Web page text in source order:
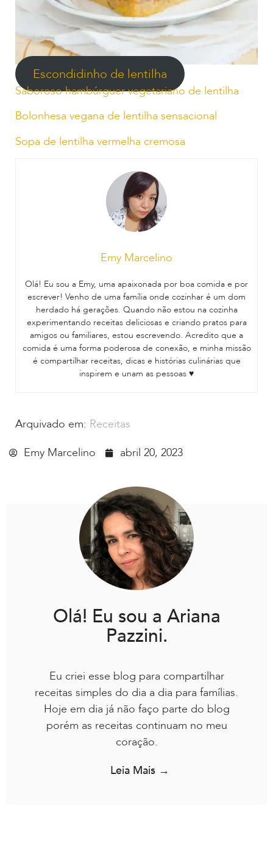
Escondidinho de lentilha
Saboroso hambúrguer vegetariano de lentilha
Bolonhesa vegana de lentilha sensacional
Sopa de lentilha vermelha cremosa
Emy Marcelino
Olá! Eu sou a Emy, uma apaixonada por boa comida e por
escrever! Venho de uma família onde cozinhar é um dom
herdado há gerações. Quando não estou na cozinha
experimentando receitas deliciosas e criando pratos para
amigos ou familiares, estou escrevendo. Acredito que a
comida é uma forma poderosa de conexão, e minha missão
é compartilhar receitas, dicas e histórias culinárias que
inspirem e unam as pessoas ♥
Arquivado em: Receitas
Emy Marcelino
abril 20, 2023
Olá! Eu sou a Ariana
Pazzini.
Eu criei esse blog para compartilhar
receitas simples do dia a dia para famílias.
Hoje em dia já não faço parte do blog
porém as receitas continuam no meu
coração.
Leia Mais →